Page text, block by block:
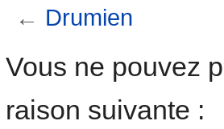
← Drumien
Vous ne pouvez
raison suivante :